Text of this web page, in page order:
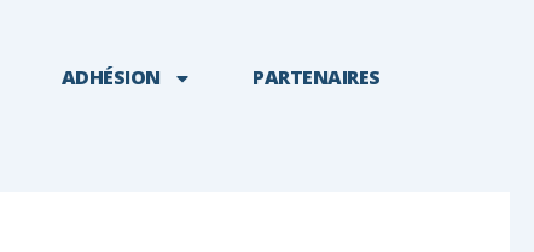
ADHÉSION PARTENAIRES